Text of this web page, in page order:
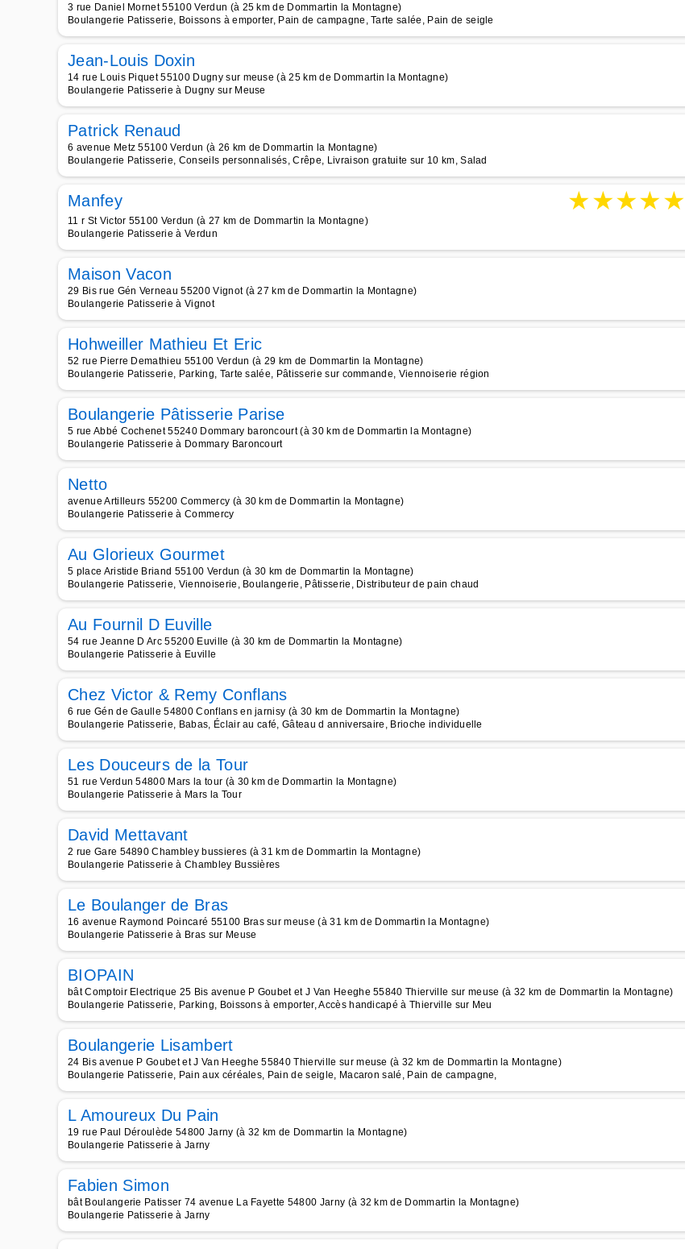
3 rue Daniel Mornet 55100 Verdun (à 25 km de Dommartin la Montagne)
Boulangerie Patisserie, Boissons à emporter, Pain de campagne, Tarte salée, Pain de seigle
Jean-Louis Doxin
14 rue Louis Piquet 55100 Dugny sur meuse (à 25 km de Dommartin la Montagne)
Boulangerie Patisserie à Dugny sur Meuse
Patrick Renaud
6 avenue Metz 55100 Verdun (à 26 km de Dommartin la Montagne)
Boulangerie Patisserie, Conseils personnalisés, Crêpe, Livraison gratuite sur 10 km, Salad
Manfey ★★★★★
11 r St Victor 55100 Verdun (à 27 km de Dommartin la Montagne)
Boulangerie Patisserie à Verdun
Maison Vacon
29 Bis rue Gén Verneau 55200 Vignot (à 27 km de Dommartin la Montagne)
Boulangerie Patisserie à Vignot
Hohweiller Mathieu Et Eric
52 rue Pierre Demathieu 55100 Verdun (à 29 km de Dommartin la Montagne)
Boulangerie Patisserie, Parking, Tarte salée, Pâtisserie sur commande, Viennoiserie région
Boulangerie Pâtisserie Parise
5 rue Abbé Cochenet 55240 Dommary baroncourt (à 30 km de Dommartin la Montagne)
Boulangerie Patisserie à Dommary Baroncourt
Netto
avenue Artilleurs 55200 Commercy (à 30 km de Dommartin la Montagne)
Boulangerie Patisserie à Commercy
Au Glorieux Gourmet
5 place Aristide Briand 55100 Verdun (à 30 km de Dommartin la Montagne)
Boulangerie Patisserie, Viennoiserie, Boulangerie, Pâtisserie, Distributeur de pain chaud
Au Fournil D Euville
54 rue Jeanne D Arc 55200 Euville (à 30 km de Dommartin la Montagne)
Boulangerie Patisserie à Euville
Chez Victor & Remy Conflans
6 rue Gén de Gaulle 54800 Conflans en jarnisy (à 30 km de Dommartin la Montagne)
Boulangerie Patisserie, Babas, Éclair au café, Gâteau d anniversaire, Brioche individuelle
Les Douceurs de la Tour
51 rue Verdun 54800 Mars la tour (à 30 km de Dommartin la Montagne)
Boulangerie Patisserie à Mars la Tour
David Mettavant
2 rue Gare 54890 Chambley bussieres (à 31 km de Dommartin la Montagne)
Boulangerie Patisserie à Chambley Bussières
Le Boulanger de Bras
16 avenue Raymond Poincaré 55100 Bras sur meuse (à 31 km de Dommartin la Montagne)
Boulangerie Patisserie à Bras sur Meuse
BIOPAIN
bât Comptoir Electrique 25 Bis avenue P Goubet et J Van Heeghe 55840 Thierville sur meuse (à 32 km de Dommartin la Montagne)
Boulangerie Patisserie, Parking, Boissons à emporter, Accès handicapé à Thierville sur Meu
Boulangerie Lisambert
24 Bis avenue P Goubet et J Van Heeghe 55840 Thierville sur meuse (à 32 km de Dommartin la Montagne)
Boulangerie Patisserie, Pain aux céréales, Pain de seigle, Macaron salé, Pain de campagne,
L Amoureux Du Pain
19 rue Paul Déroulède 54800 Jarny (à 32 km de Dommartin la Montagne)
Boulangerie Patisserie à Jarny
Fabien Simon
bât Boulangerie Patisser 74 avenue La Fayette 54800 Jarny (à 32 km de Dommartin la Montagne)
Boulangerie Patisserie à Jarny